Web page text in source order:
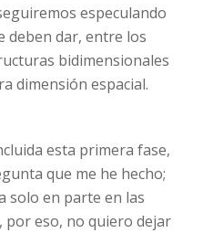
especulando
deben dar, entre los
bidimensionales
dimensión espacial.
esta primera fase,
que me he hecho;
solo en parte en las
por eso, no quiero dejar